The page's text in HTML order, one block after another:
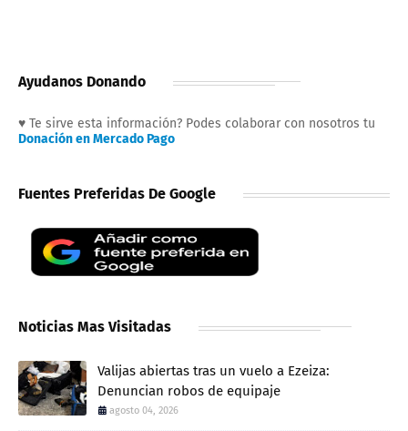
Ayudanos Donando
♥ Te sirve esta información? Podes colaborar con nosotros tu
Donación en Mercado Pago
Fuentes Preferidas De Google
Noticias Mas Visitadas
Valijas abiertas tras un vuelo a Ezeiza:
Denuncian robos de equipaje
agosto 04, 2026